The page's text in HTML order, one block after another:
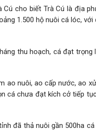
Cú cho biết Trà Cú là địa
1.500 hộ nuôi cá lóc, với
thu hoạch, cá đạt trọng
ao nuôi, ao cấp nước, ao
cá chưa đạt kích cở tiếp
đã thả nuôi gần 500ha cá